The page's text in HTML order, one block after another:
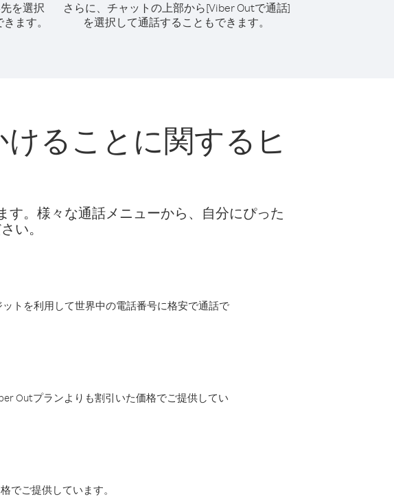
を選択
ます。
さらに、チャットの上部から[Viber Outで通話]
を選択して通話することもできます。
ることに関するヒ
。様々な通話メニューから、自分にぴった
い。
トを利用して世界中の電話番号に格安で通話で
Outプランよりも割引いた価格でご提供してい
でご提供しています。